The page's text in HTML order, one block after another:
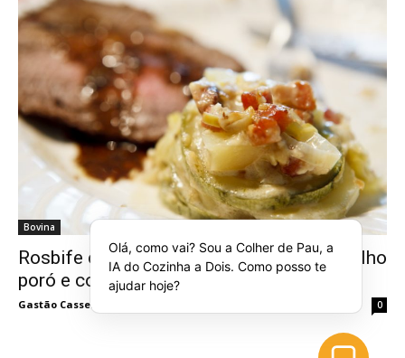
Bovina
Rosbife com torta de batata, abobrinha, alho
poró e cottage
Gastão Cassel 0
Olá, como vai? Sou a Colher de Pau, a
IA do Cozinha a Dois. Como posso te
ajudar hoje?